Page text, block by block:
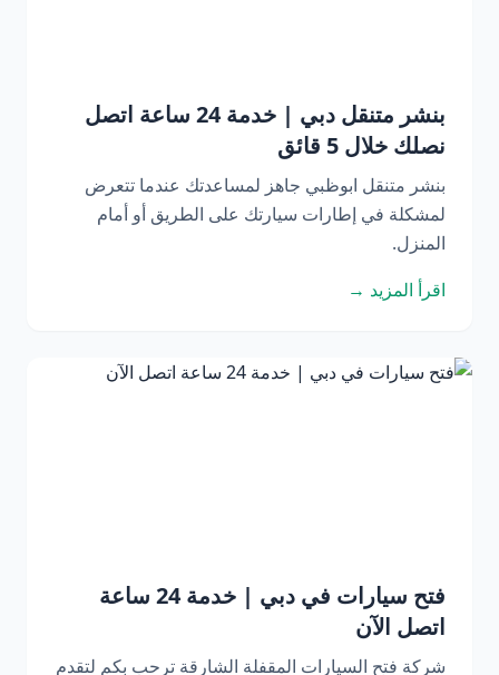
بنشر متنقل دبي | خدمة 24 ساعة اتصل
نصلك خلال 5 قائق
بنشر متنقل ابوظبي جاهز لمساعدتك عندما تتعرض
لمشكلة في إطارات سيارتك على الطريق أو أمام
المنزل.
اقرأ المزيد →
فتح سيارات في دبي | خدمة 24 ساعة
اتصل الآن
شركة فتح السيارات المقفلة الشارقة ترحب بكم لتقدم